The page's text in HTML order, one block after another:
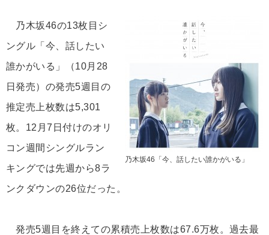
乃木坂46「今、話したい誰かがいる」
乃木坂46の13枚目シ
ングル「今、話したい
誰かがいる」（10月28
日発売）の発売5週目の
推定売上枚数は5,301
枚。12月7日付けのオリ
コン週間シングルラン
キングでは先週から8ラ
ンクダウンの26位だった。
発売5週目を終えての累積売上枚数は67.6万枚。過去最